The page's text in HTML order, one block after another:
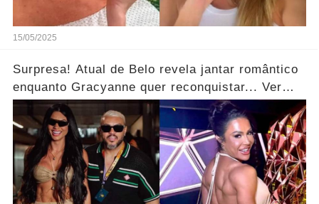
15/05/2025
Surpresa! Atual de Belo revela jantar romântico
enquanto Gracyanne quer reconquistar... Ver
mais